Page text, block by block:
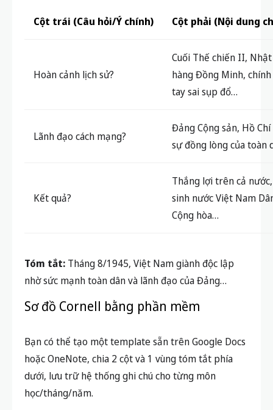
Cột trái (Câu hỏi/Ý chính) Cột phải (Nội dung
Hoàn cảnh lịch sử?
Cuối Thế chiến II,
hàng Đồng Minh,
tay sai sụp đổ…
Lãnh đạo cách mạng?
Đảng Cộng sản, Hồ
sự đồng lòng của toàn
Kết quả?
Thắng lợi trên cả
sinh nước Việt Nam
Cộng hòa…
Tóm tắt: Tháng 8/1945, Việt Nam giành độc lập
nhờ sức mạnh toàn dân và lãnh đạo của Đảng…
Sơ đồ Cornell bằng phần mềm
Bạn có thể tạo một template sẵn trên Google Docs
hoặc OneNote, chia 2 cột và 1 vùng tóm tắt phía
dưới, lưu trữ hệ thống ghi chú cho từng môn
học/tháng/năm.